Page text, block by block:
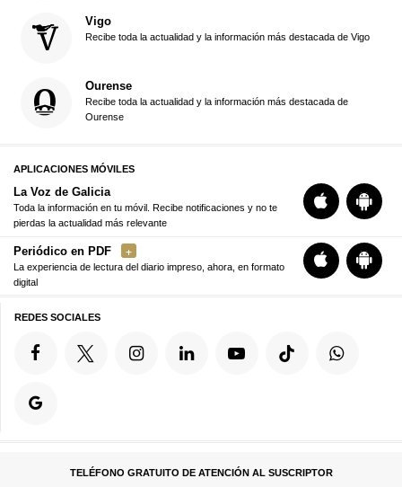
Vigo
Recibe toda la actualidad y la información más destacada de Vigo
Ourense
Recibe toda la actualidad y la información más destacada de
Ourense
APLICACIONES MÓVILES
La Voz de Galicia
Toda la información en tu móvil. Recibe notificaciones y no te
pierdas la actualidad más relevante
Periódico en PDF
La experiencia de lectura del diario impreso, ahora, en formato
digital
REDES SOCIALES
TELÉFONO GRATUITO DE ATENCIÓN AL SUSCRIPTOR